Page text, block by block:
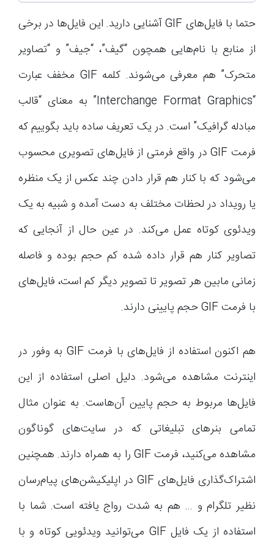
حتما با فایل‌های GIF آشنایی دارید. این فایل‌ها در برخی
از منابع با نام‌هایی همچون “گیف”، “جیف” و “تصاویر
متحرک” هم معرفی می‌شوند. کلمه GIF مخفف عبارت
“Interchange Format Graphics” به معنای “قالب
مبادله گرافیک” است. در یک تعریف ساده باید بگوییم که
فرمت GIF در واقع فرمتی از فایل‌های تصویری محسوب
می‌شود که با کنار هم قرار دادن چند عکس از یک منظره
یا رویداد در لحظات مختلف به دست آمده و شبیه به یک
ویدئوی کوتاه عمل می‌کند. در عین حال از آنجایی که
تصاویر کنار هم قرار داده شده کم حجم بوده و فاصله
زمانی مابین هر تصویر تا تصویر دیگر کم است، فایل‌های
با فرمت GIF حجم پایینی دارند.
هم اکنون استفاده از فایل‌های با فرمت GIF به وفور در
اینترنت مشاهده می‌شود. دلیل اصلی استفاده از این
فایل‌ها مربوط به حجم پایین آن‌هاست. به عنوان مثال
تمامی بنرهای تبلیغاتی که در سایت‌های گوناگون
مشاهده می‌کنید، فرمت GIF را به همراه دارند. همچنین
اشتراک‌گذاری فایل‌های GIF در اپلیکیشن‌های پیام‌رسان
نظیر تلگرام و … هم به شدت رواج یافته است. شما با
استفاده از یک فایل GIF می‌توانید ویدئویی کوتاه و با